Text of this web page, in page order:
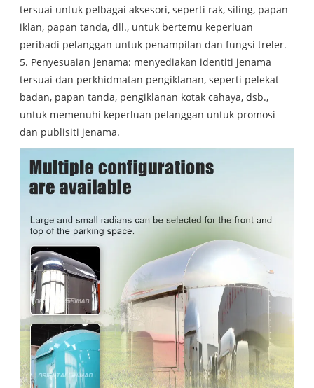
tersuai untuk pelbagai aksesori, seperti rak, siling, papan
iklan, papan tanda, dll., untuk bertemu keperluan
peribadi pelanggan untuk penampilan dan fungsi treler.
5. Penyesuaian jenama: menyediakan identiti jenama
tersuai dan perkhidmatan pengiklanan, seperti pelekat
badan, papan tanda, pengiklanan kotak cahaya, dsb.,
untuk memenuhi keperluan pelanggan untuk promosi
dan publisiti jenama.